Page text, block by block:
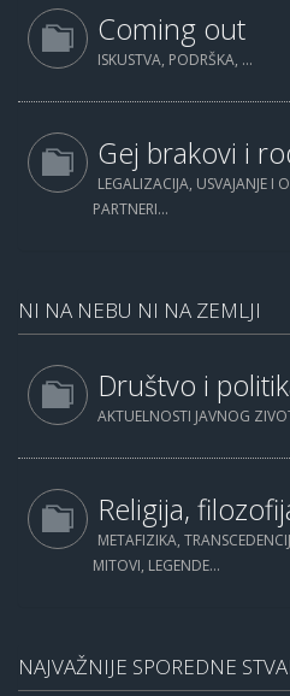
Coming out
ISKUSTVA, PODRŠKA, ...
Gej brakovi i
LEGALIZACIJA, USVAJANJE I
PARTNERI...
NI NA NEBU NI NA ZEMLJI
Društvo i
AKTUELNOSTI JAVNOG
Religija,
METAFIZIKA,
MITOVI, LEGENDE...
NAJVAŽNIJE SPOREDNE